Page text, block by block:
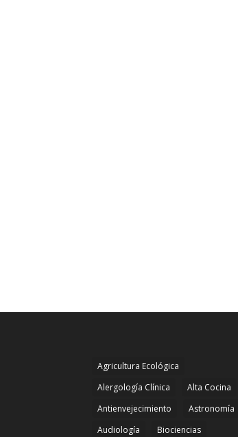
Agricultura Ecológica
Alergología Clínica
Alta Cocina
Antienvejecimiento
Astronomía
Audiología
Biociencias